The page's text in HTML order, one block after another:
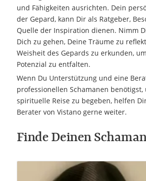
und Fähigkeiten ausrichten. Dein
der Gepard, kann Dir als Ratgeber,
Quelle der Inspiration dienen. Nimm
Dich zu gehen, Deine Träume zu
Weisheit des Gepards zu erkunden,
Potenzial zu entfalten.
Wenn Du Unterstützung und eine
professionellen Schamanen
spirituelle Reise zu begeben, helfen
Berater von Vistano gerne weiter.
Finde Deinen